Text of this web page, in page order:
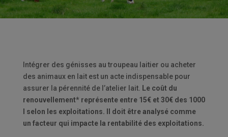
Intégrer des génisses au troupeau laitier ou acheter
des animaux en lait est un acte indispensable pour
assurer la pérennité de l’atelier lait.
Le coût du
renouvellement* représente entre 15€ et 30€ des 1000
l selon les exploitations. Il doit être analysé comme
un facteur qui impacte la rentabilité des exploitations.